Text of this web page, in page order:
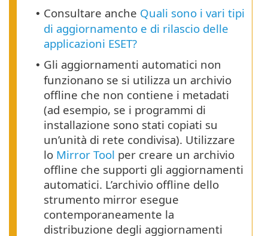
• Consultare anche Quali sono i vari tipi
di aggiornamento e di rilascio delle
applicazioni ESET?
• Gli aggiornamenti automatici non
funzionano se si utilizza un archivio
offline che non contiene i metadati
(ad esempio, se i programmi di
installazione sono stati copiati su
un’unità di rete condivisa). Utilizzare
lo Mirror Tool per creare un archivio
offline che supporti gli aggiornamenti
automatici. L’archivio offline dello
strumento mirror esegue
contemporaneamente la
distribuzione degli aggiornamenti